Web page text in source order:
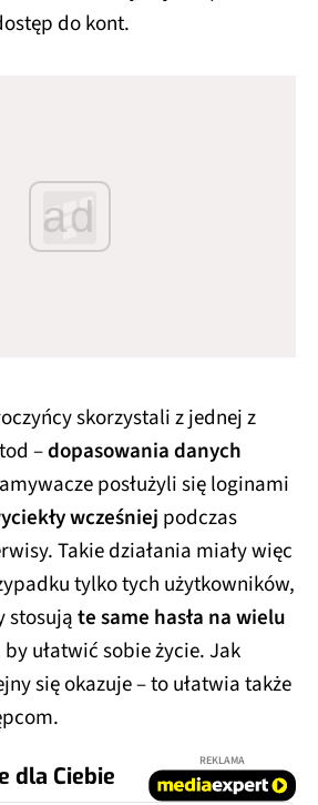
do kont.
ad
skorzystali z jednej z
–dopasowania danych
posłużyli się loginami
wcześniej podczas
Takie działania miały więc
tylko tych użytkowników,
stosująte same hasła na wielu
, by ułatwić sobie życie. Jak
się okazuje – to ułatwia także
dla Ciebie